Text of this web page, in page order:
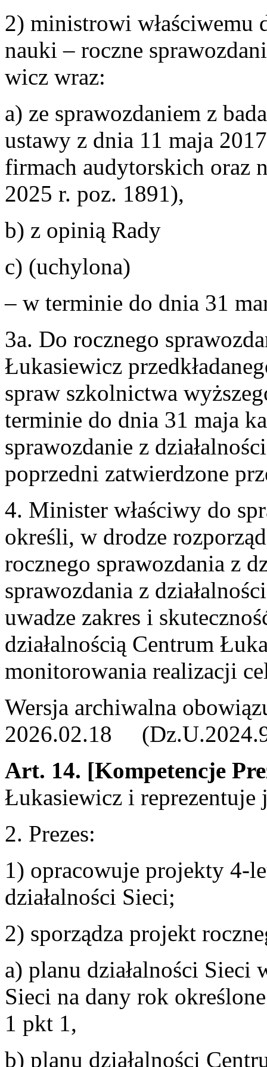
2) ministrowi właściwemu
nauki – roczne
wicz wraz:
a) ze sprawozdaniem z
ustawy z dnia 11 maja
firmach audytorskich oraz
2025 r. poz. 1891),
b) z opinią Rady
c) (uchylona)
– w terminie do dnia 31
3a. Do rocznego
Łukasiewicz
spraw szkolnictwa
terminie do dnia 31 maja
sprawozdanie z
poprzedni zatwierdzone
4. Minister właściwy do
określi, w drodze
rocznego sprawozdania z
sprawozdania z
uwadze zakres i
działalnością Centrum
monitorowania realizacji
Wersja archiwalna
2026.02.18
Art. 14. [Kompetencje
Łukasiewicz i reprezentuje
2. Prezes:
1) opracowuje projekty 4-
działalności Sieci;
2) sporządza projekt
a) planu działalności Sieci
Sieci na dany rok
1 pkt 1,
b) planu działalności